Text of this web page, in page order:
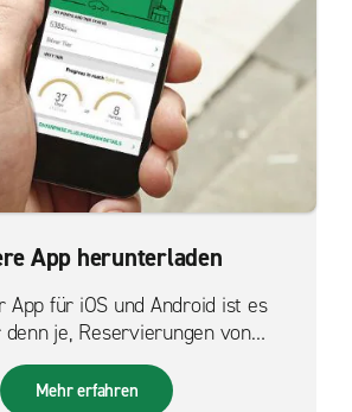
App herunterladen
App für iOS und Android ist es
je, Reservierungen von
zu verwalten.
Mehr erfahren